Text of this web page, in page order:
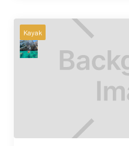
Kayak